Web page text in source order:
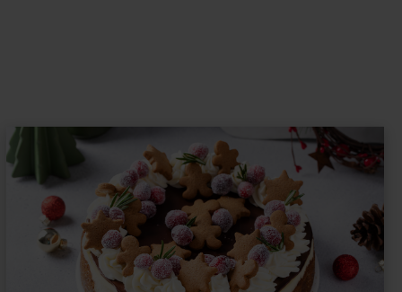
dodać go do ciasta.
na nim ołówkiem kreski o długości ok. 8-
odstępach. Odwróć go i wyłóż tym samym